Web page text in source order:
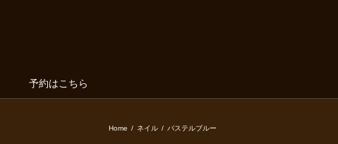
予約はこちら
Home / ネイル / パステルブルー